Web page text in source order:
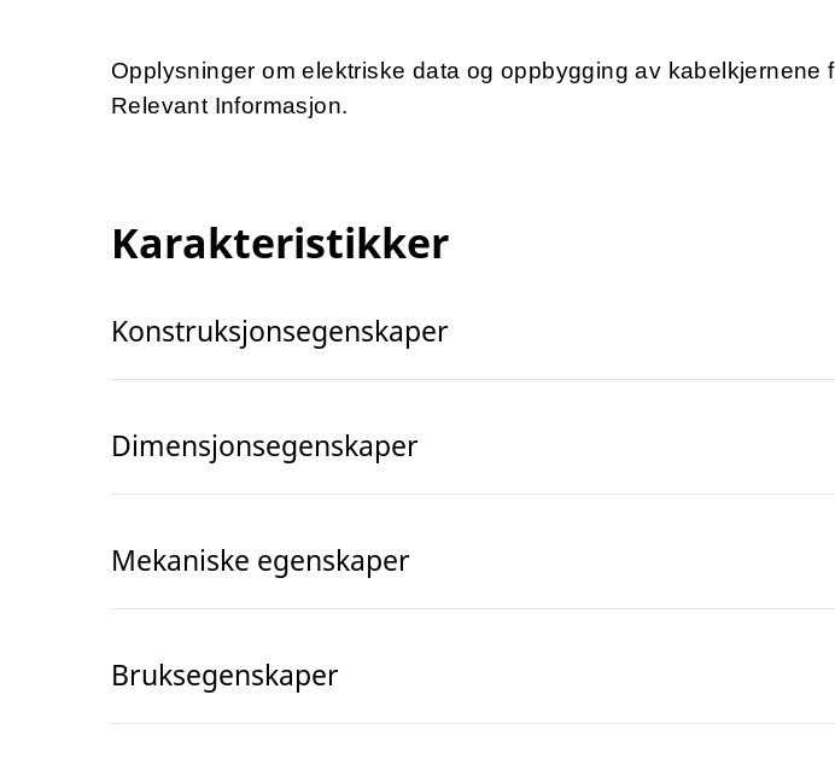
Opplysninger om elektriske data og oppbygging av kabelkjernene
Relevant Informasjon.
Karakteristikker
Konstruksjonsegenskaper
Dimensjonsegenskaper
Mekaniske egenskaper
Bruksegenskaper